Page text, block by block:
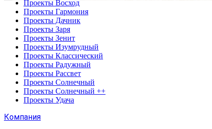
Проекты Восход
Проекты Гармония
Проекты Дачник
Проекты Заря
Проекты Зенит
Проекты Изумрудный
Проекты Классический
Проекты Радужный
Проекты Рассвет
Проекты Солнечный
Проекты Солнечный ++
Проекты Удача
Компания